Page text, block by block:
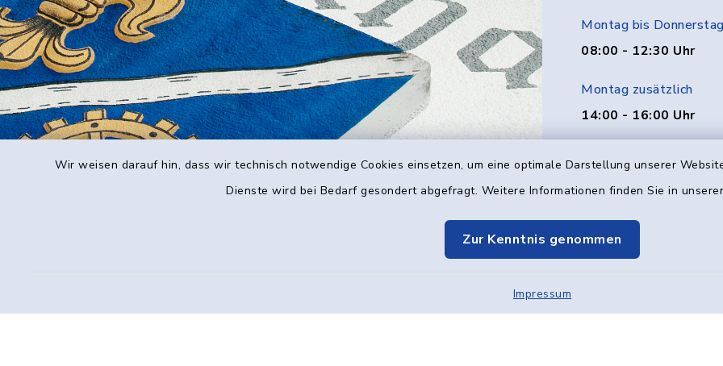
Wir weisen darauf hin, dass wir technisch notwendige Cookies einsetzen, um eine optimale Darstellung unserer
Dienste wird bei Bedarf gesondert abgefragt. Weitere Informationen finden Sie in
Zur Kenntnis genommen
Impressum
Montag bis Donnerstag
08:00 - 12:30 Uhr
Montag zusätzlich
14:00 - 16:00 Uhr
Freitag
08:00 - 12:00 Uhr